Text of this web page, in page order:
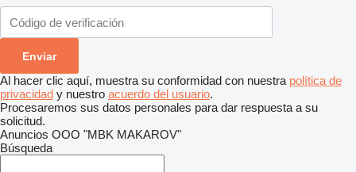
Al hacer clic aquí, muestra su conformidad con nuestra política de
privacidad y nuestro acuerdo del usuario.
Procesaremos sus datos personales para dar respuesta a su
solicitud.
Anuncios OOO "MBK MAKAROV"
Búsqueda